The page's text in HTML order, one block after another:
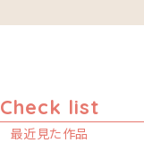
Check list
最近見た作品